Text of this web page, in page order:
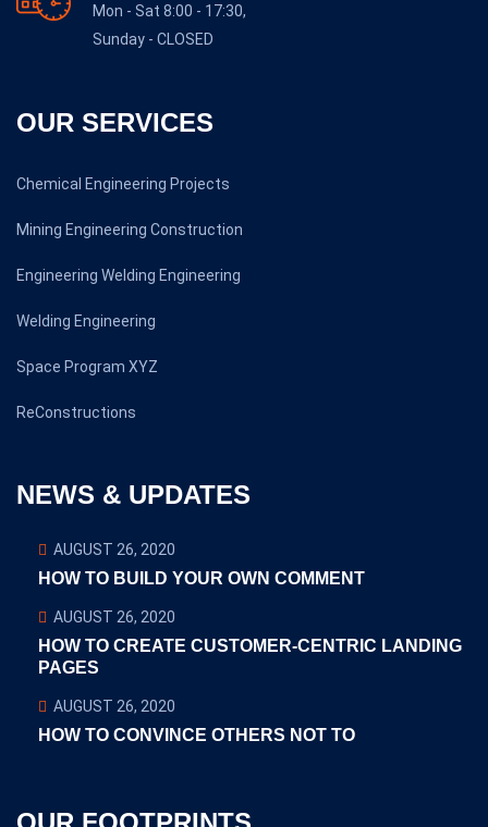
Mon - Sat 8:00 - 17:30,
Sunday - CLOSED
OUR SERVICES
Chemical Engineering Projects
Mining Engineering Construction
Engineering Welding Engineering
Welding Engineering
Space Program XYZ
ReConstructions
NEWS & UPDATES
AUGUST 26, 2020
HOW TO BUILD YOUR OWN COMMENT
AUGUST 26, 2020
HOW TO CREATE CUSTOMER-CENTRIC LANDING
PAGES
AUGUST 26, 2020
HOW TO CONVINCE OTHERS NOT TO